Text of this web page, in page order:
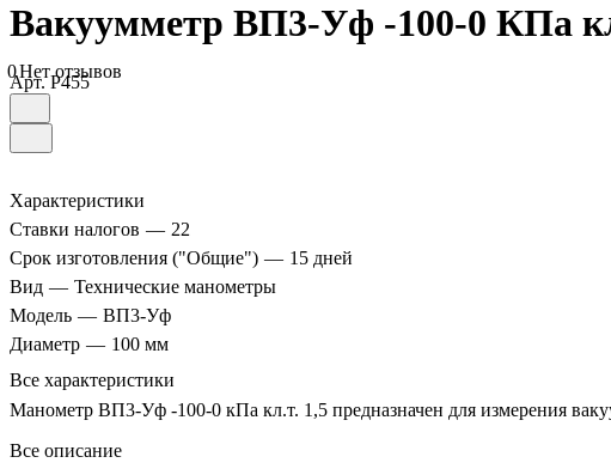
Вакуумметр ВП3-Уф -100-0 КПа
0Нет отзывов
Арт.P455
Характеристики
Ставки налогов — 22
Срок изготовления ("Общие") — 15 дней
Вид — Технические манометры
Модель — ВП3-Уф
Диаметр — 100 мм
Все характеристики
Манометр ВП3-Уф -100-0 кПа кл.т. 1,5 предназначен для измерения
Все описание